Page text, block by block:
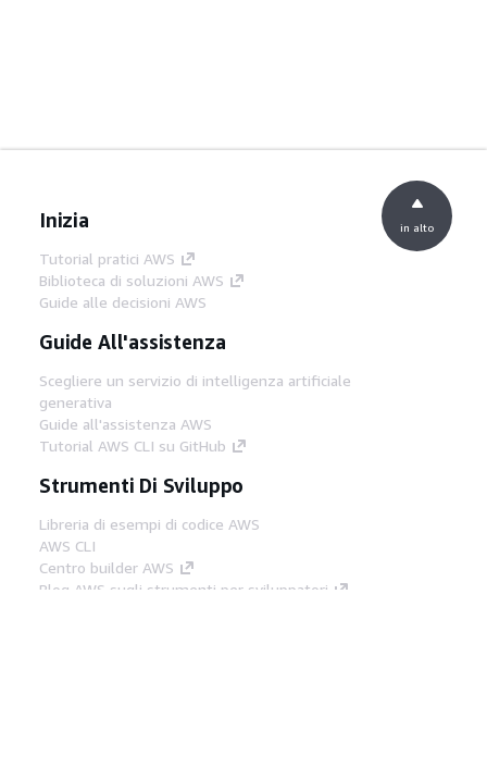
Inizia
Tutorial pratici AWS
Biblioteca di soluzioni AWS
Guide alle decisioni AWS
Guide All'assistenza
Scegliere un servizio di intelligenza artificiale
generativa
Guide all'assistenza AWS
Tutorial AWS CLI su GitHub
Strumenti Di Sviluppo
Libreria di esempi di codice AWS
AWS CLI
Centro builder AWS
Blog AWS sugli strumenti per sviluppatori
in alto